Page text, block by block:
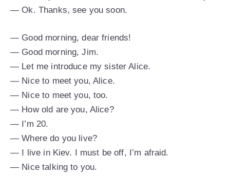
— Ok. Thanks, see you soon.
— Good morning, dear friends!
— Good morning, Jim.
— Let me introduce my sister Alice.
— Nice to meet you, Alice.
— Nice to meet you, too.
— How old are you, Alice?
— I’m 20.
— Where do you live?
— I live in Kiev. I must be off, I’m afraid.
— Nice talking to you.